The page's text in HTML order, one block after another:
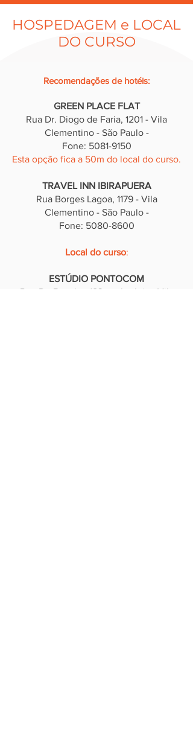
HOSPEDAGEM e LOCAL
DO CURSO
Recomendações de hotéis:
GREEN PLACE FLAT
Rua Dr. Diogo de Faria, 1201 - Vila
Clementino - São Paulo -
Fone: 5081-9150
Esta opção fica a 50m do local do curso.
TRAVEL INN IBIRAPUERA
Rua Borges Lagoa, 1179 - Vila
Clementino - São Paulo -
Fone: 5080-8600
Local do curso:
ESTÚDIO PONTOCOM
Rua Dr. Bacelar, 183 - sobreloja - Vila